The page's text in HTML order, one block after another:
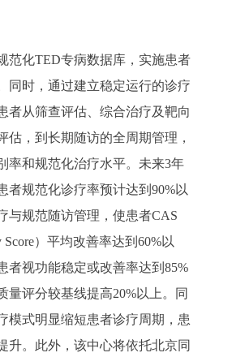
化TED专病数据库，实施患者
同时，通过建立稳定运行的诊疗
者从筛查评估、综合治疗及靶向
估，到长期随访的全周期管理，
率和规范化治疗水平。未来3年
者规范化诊疗率预计达到90%以
与规范随访管理，使患者CAS
Score）平均改善率达到60%以
者视功能稳定或改善率达到85%
量评分较基线提高20%以上。同
模式明显缩短患者诊疗周期，患
升。此外，该中心将依托北京同